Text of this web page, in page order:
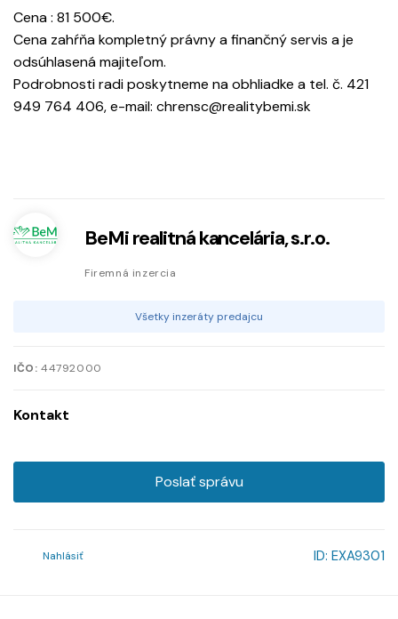
Cena : 81 500€.
Cena zahŕňa kompletný právny a finančný servis a je
odsúhlasená majiteľom.
Podrobnosti radi poskytneme na obhliadke a tel. č. 421
949 764 406, e-mail: chrensc@realitybemi.sk
BeMi realitná kancelária, s.r.o.
Firemná inzercia
Všetky inzeráty predajcu
IČO: 44792000
Kontakt
Poslať správu
Nahlásiť ID: EXA9301